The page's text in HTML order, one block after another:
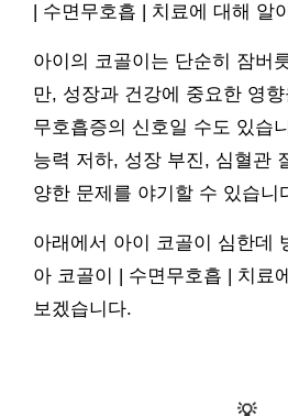
| 수면무호흡 | 치료에 대해 알
아이의 코골이는 단순히 잠버
만, 성장과 건강에 중요한 영
무호흡증의 신호일 수도 있습
능력 저하, 성장 부진, 심혈관
양한 문제를 야기할 수 있습니
아래에서 아이 코골이 심한데
아 코골이 | 수면무호흡 | 치료
보겠습니다.
💡